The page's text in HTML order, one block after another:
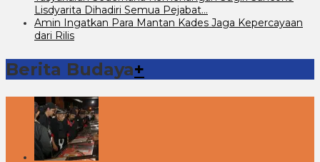
Lisdyarita Dihadiri Semua Pejabat…
Amin Ingatkan Para Mantan Kades Jaga Kepercayaan
dari Rilis
Berita Budaya+